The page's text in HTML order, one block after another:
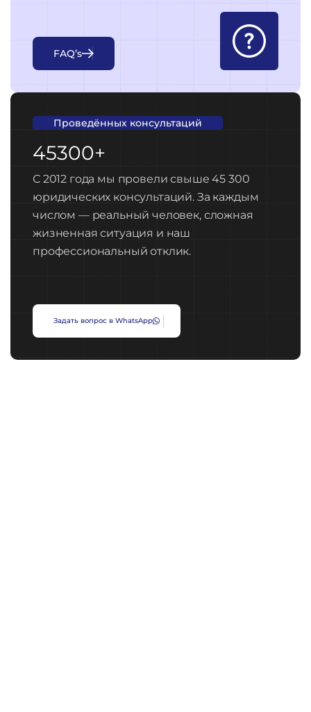
FAQ’s
Проведённых консультаций
45300+
С 2012 года мы провели свыше 45 300
юридических консультаций. За каждым
числом — реальный человек, сложная
жизненная ситуация и наш
профессиональный отклик.
Задать вопрос в WhatsApp